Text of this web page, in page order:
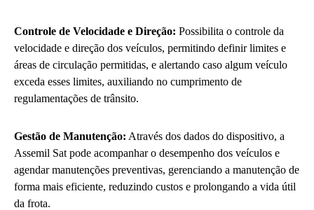
Controle de Velocidade e Direção: Possibilita o controle da
velocidade e direção dos veículos, permitindo definir limites e
áreas de circulação permitidas, e alertando caso algum veículo
exceda esses limites, auxiliando no cumprimento de
regulamentações de trânsito.
Gestão de Manutenção: Através dos dados do dispositivo, a
Assemil Sat pode acompanhar o desempenho dos veículos e
agendar manutenções preventivas, gerenciando a manutenção de
forma mais eficiente, reduzindo custos e prolongando a vida útil
da frota.